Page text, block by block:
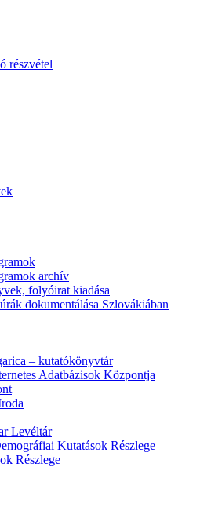
részvétel
archív
folyóirat kiadása
dokumentálása Szlovákiában
– kutatókönyvtár
Adatbázisok Központja
Levéltár
Kutatások Részlege
Részlege